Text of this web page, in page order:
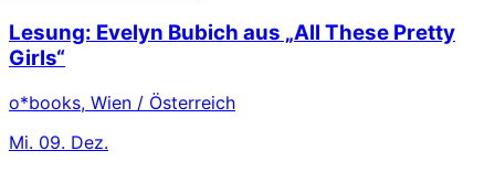
Lesung: Evelyn Bubich aus „All These Pretty
Girls“
o*books, Wien / Österreich
Mi. 09. Dez.